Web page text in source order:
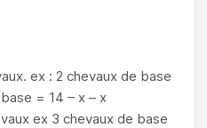
ex : 2 chevaux de base
= 14 – x – x
ex 3 chevaux de base